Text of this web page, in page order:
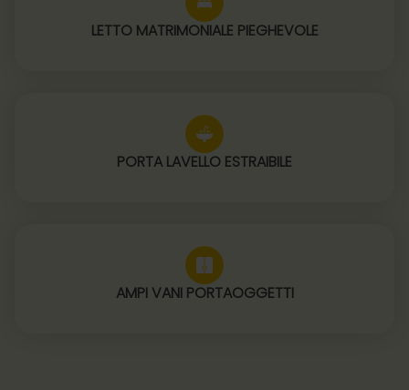
LETTO MATRIMONIALE PIEGHEVOLE
PORTA LAVELLO ESTRAIBILE
AMPI VANI PORTAOGGETTI